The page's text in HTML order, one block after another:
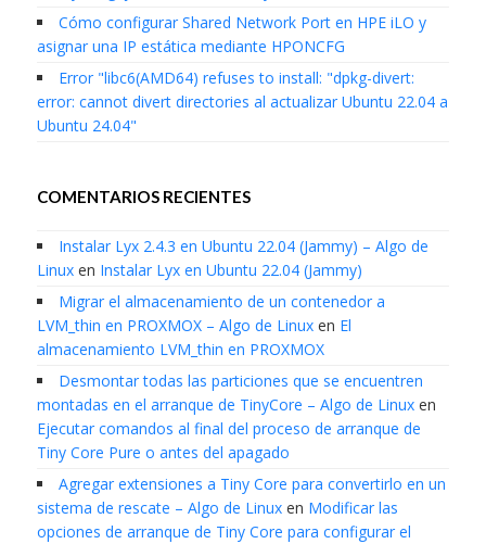
Cómo configurar Shared Network Port en HPE iLO y
asignar una IP estática mediante HPONCFG
Error "libc6(AMD64) refuses to install: "dpkg-divert:
error: cannot divert directories al actualizar Ubuntu 22.04 a
Ubuntu 24.04"
COMENTARIOS RECIENTES
Instalar Lyx 2.4.3 en Ubuntu 22.04 (Jammy) – Algo de
Linuxen Instalar Lyx en Ubuntu 22.04 (Jammy)
Migrar el almacenamiento de un contenedor a
LVM_thin en PROXMOX – Algo de Linuxen El
almacenamiento LVM_thin en PROXMOX
Desmontar todas las particiones que se encuentren
montadas en el arranque de TinyCore – Algo de Linuxen
Ejecutar comandos al final del proceso de arranque de
Tiny Core Pure o antes del apagado
Agregar extensiones a Tiny Core para convertirlo en un
sistema de rescate – Algo de Linuxen Modificar las
opciones de arranque de Tiny Core para configurar el